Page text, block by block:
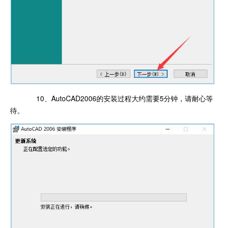
10、AutoCAD2006的安装过程大约需要5分钟，请耐心等
待。